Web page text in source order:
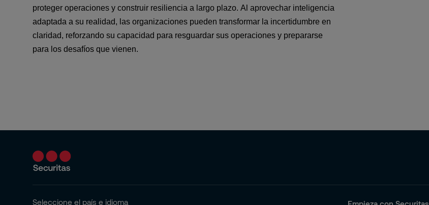
proteger operaciones y construir resiliencia a largo plazo. Al aprovechar inteligencia
adaptada a su realidad, las organizaciones pueden transformar la incertidumbre en
claridad, reforzando su capacidad para resguardar sus operaciones y prepararse
para los desafíos que vienen.
Seleccione el país e idioma